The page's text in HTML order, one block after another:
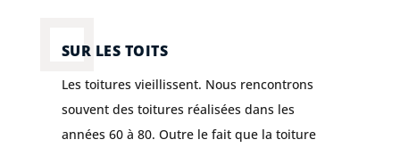
SUR LES TOITS
Les toitures vieillissent. Nous rencontrons
souvent des toitures réalisées dans les
années 60 à 80. Outre le fait que la toiture